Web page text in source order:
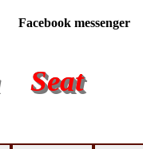
Seat
Facebook messenger